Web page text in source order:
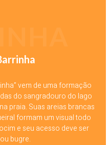
vem de uma formação
do sangradouro do lago
praia. Suas areias brancas
formam um visual todo
e seu acesso deve ser
bugre.